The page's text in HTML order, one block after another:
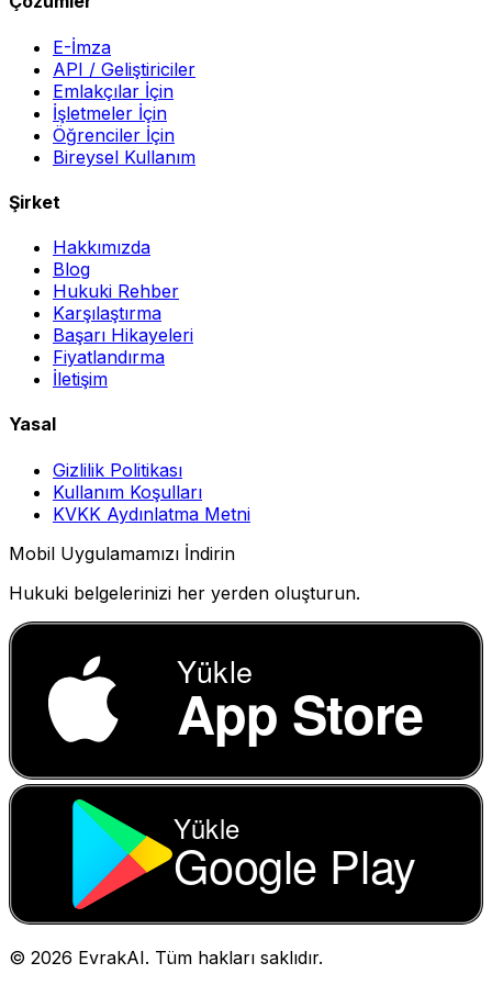
E-İmza
API / Geliştiriciler
Emlakçılar İçin
İşletmeler İçin
Öğrenciler İçin
Bireysel Kullanım
Şirket
Hakkımızda
Blog
Hukuki Rehber
Karşılaştırma
Başarı Hikayeleri
Fiyatlandırma
İletişim
Yasal
Gizlilik Politikası
Kullanım Koşulları
KVKK Aydınlatma Metni
Mobil Uygulamamızı İndirin
Hukuki belgelerinizi her yerden oluşturun.
Yükle
App Store
Yükle
Google Play
© 2026 EvrakAI. Tüm hakları saklıdır.